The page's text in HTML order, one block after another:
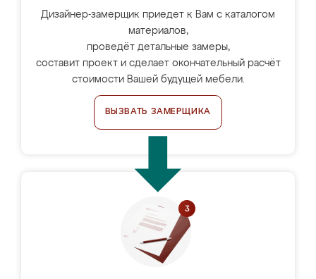
Дизайнер-замерщик приедет к Вам с каталогом
материалов,
проведёт детальные замеры,
составит проект и сделает окончательный расчёт
стоимости Вашей будущей мебели.
ВЫЗВАТЬ ЗАМЕРЩИКА